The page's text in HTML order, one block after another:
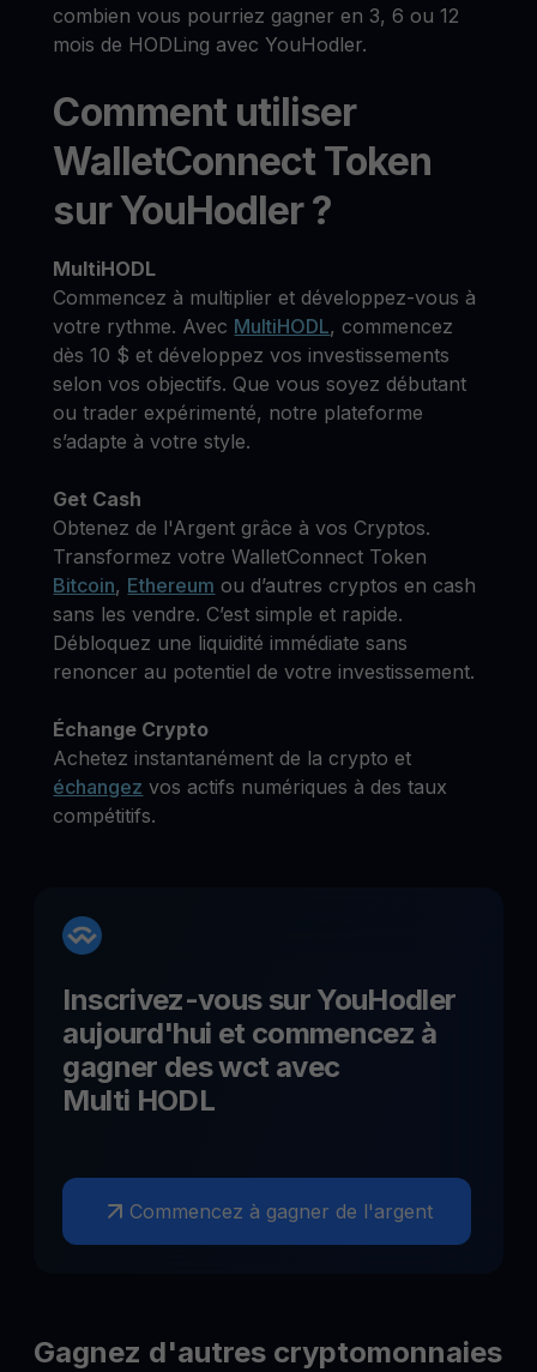
combien vous pourriez gagner en 3, 6 ou 12
mois de HODLing avec YouHodler.
Comment utiliser
WalletConnect Token
sur YouHodler ?
MultiHODL
Commencez à multiplier et développez-vous à
votre rythme. Avec MultiHODL, commencez
dès 10 $ et développez vos investissements
selon vos objectifs. Que vous soyez débutant
ou trader expérimenté, notre plateforme
s’adapte à votre style.
Get Cash
Obtenez de l'Argent grâce à vos Cryptos.
Transformez votre WalletConnect Token
Bitcoin, Ethereum ou d’autres cryptos en cash
sans les vendre. C’est simple et rapide.
Débloquez une liquidité immédiate sans
renoncer au potentiel de votre investissement.
Échange Crypto
Achetez instantanément de la crypto et
échangez vos actifs numériques à des taux
compétitifs.
Inscrivez-vous sur YouHodler
aujourd'hui et commencez à
gagner deswct avec
Multi HODL
Commencez à gagner de l'argent
Gagnez d'autres cryptomonnaies